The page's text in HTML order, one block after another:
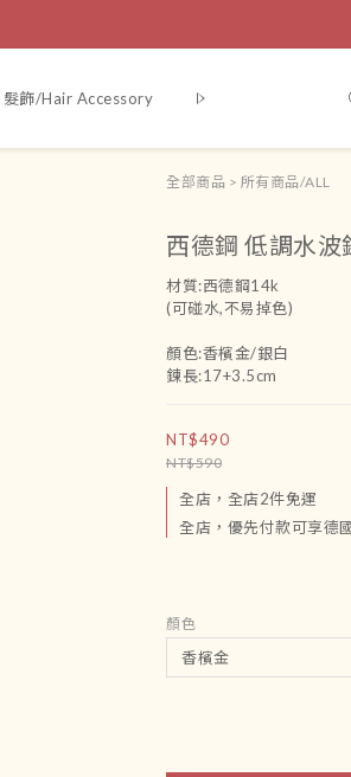
髮飾/Hair Accessory 腳鏈
全部商品 > 所有商品/ALL
西德鋼 低調水波
材質:西德鋼14k
(可碰水,不易掉色)
顏色:香檳金/銀白
鍊長:17+3.5cm
NT$490
NT$590
全店，全店2件免運
全店，優先付款可享德
顏色